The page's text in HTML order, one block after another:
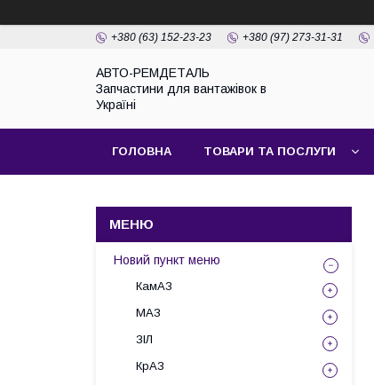
+380 (63) 152-23-23 +380 (97) 273-31-31
АВТО-РЕМДЕТАЛЬ
Запчастини для вантажівок в
Україні
ГОЛОВНА ТОВАРИ ТА ПОСЛУГИ
Новий пункт меню
КамАЗ
МАЗ
ЗІЛ
КрАЗ